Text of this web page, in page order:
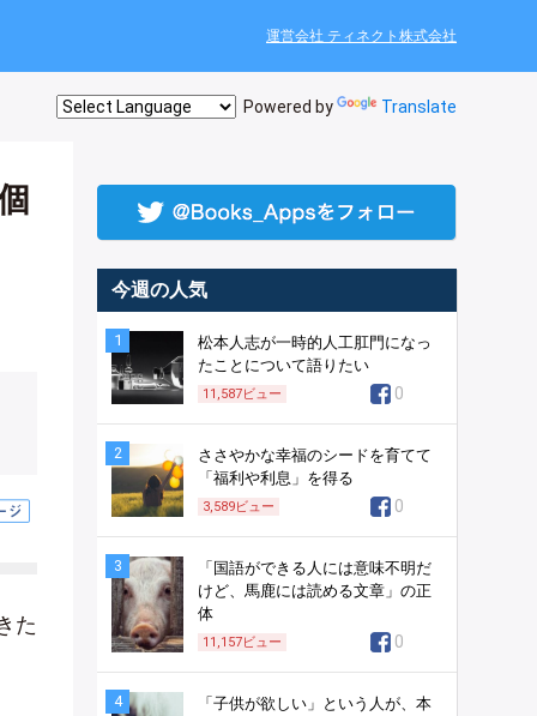
運営会社 ティネクト株式会社
Powered by Translate
た
今週の人気
1
松本人志が一時的人工肛門になっ
たことについて語りたい
11,587ビュー 0
2
ささやかな幸福のシードを育てて
「福利や利息」を得る
3,589ビュー 0
3
「国語ができる人には意味不明だ
けど、馬鹿には読める文章」の正
体
11,157ビュー 0
4
「子供が欲しい」という人が、本